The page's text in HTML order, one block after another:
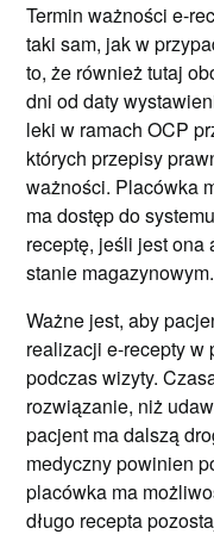
Termin ważności e-
taki sam, jak w
to, że również tutaj
dni od daty
leki w ramach OCP
których przepisy
ważności. Placówka
ma dostęp do
receptę, jeśli jest
stanie magazynowym.
Ważne jest, aby
realizacji e-recepty w
podczas wizyty.
rozwiązanie, niż
pacjent ma dalszą
medyczny powinien
placówka ma
długo recepta